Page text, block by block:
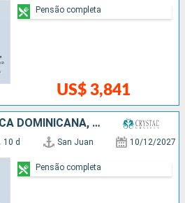
US$ 3,841
Pensão completa
PORTO RICO, REPUBLICA DOMINICANA, ANTIGUA E BARBUDA, FRANCIA, ESTADOS UNIDOS
10 d San Juan 10/12/2027
Pensão completa